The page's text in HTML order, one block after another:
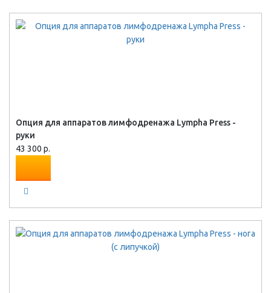
Опция для аппаратов лимфодренажа Lympha Press -
руки
43 300 р.